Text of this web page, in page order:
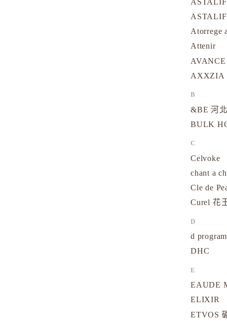
Atorrege
Attenir
AVANCE
AXXZIA
B
&BE 河
BULK
C
Celvoke
chant a
Cle de
Curel 花
D
d
DHC
E
EAUDE
ELIXIR
ETVOS